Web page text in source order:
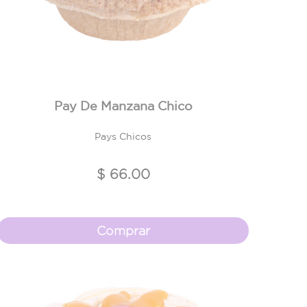
Pay De Manzana Chico
Pays Chicos
$ 66.00
Comprar